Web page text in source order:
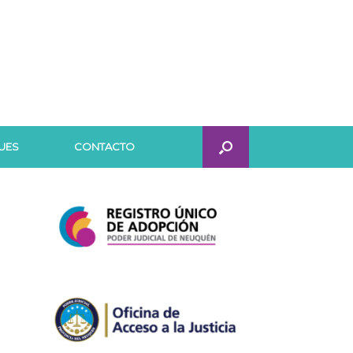
CONTACTO